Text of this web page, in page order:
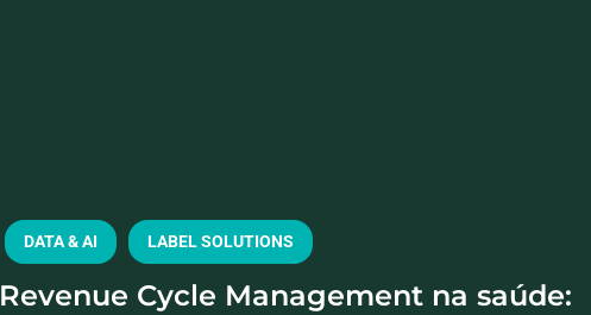
DATA & AI LABEL SOLUTIONS
Revenue Cycle Management na saúde: